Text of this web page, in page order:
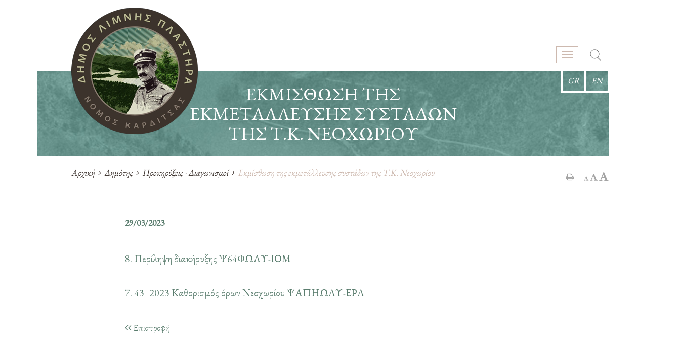
GR EN
ΕΚΜΊΣΘΩΣΗ ΤΗΣ
ΕΚΜΕΤΆΛΛΕΥΣΗΣ ΣΥΣΤΆΔΩΝ
ΤΗΣ Τ.Κ. ΝΕΟΧΩΡΊΟΥ
Αρχική Δημότης Προκηρύξεις - Διαγωνισμοί Εκμίσθωση της εκμετάλλευσης συστάδων της Τ.Κ. Νεοχωρίου
29/03/2023
8. Περίληψη διακήρυξης Ψ64ΦΩΛΥ-ΙΟΜ
7. 43_2023 Καθορισμός όρων Νεοχωρίου ΨΑΠΗΩΛΥ-ΕΡΛ
Επιστροφή